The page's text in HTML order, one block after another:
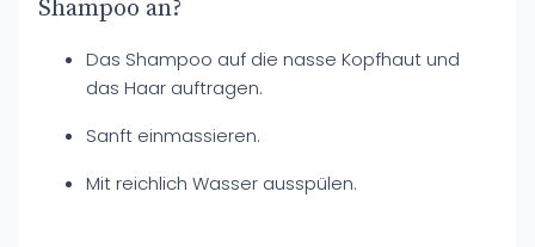
Shampoo an?
Das Shampoo auf die nasse Kopfhaut und
das Haar auftragen.
Sanft einmassieren.
Mit reichlich Wasser ausspülen.